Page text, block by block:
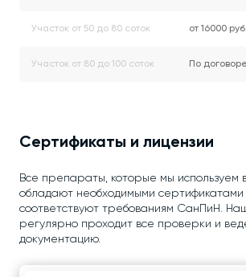
Участок от 50 до 80 соток от 16000 руб.
Участок от 80 до 100 соток По
Сертификаты и лицензии
Все препараты, которые мы используем
обладают необходимыми сертификатами
соответствуют требованиям СанПиН.
регулярно проходит все проверки и
документацию.